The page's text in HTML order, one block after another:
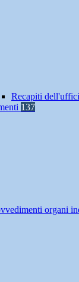
Recapiti
137
organi